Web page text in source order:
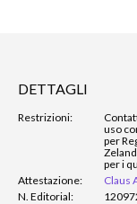
DETTAGLI
Restrizioni:
uso
per
per i
Attestazione:
Claus
N. Editorial: